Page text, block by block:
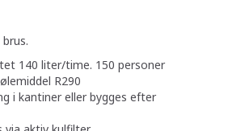
140 liter/time. 150 personer
R290
i kantiner eller bygges efter